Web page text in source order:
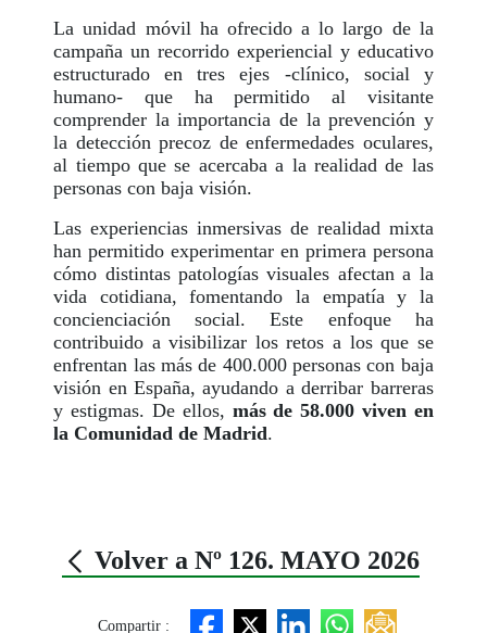
La unidad móvil ha ofrecido a lo largo de la
campaña un recorrido experiencial y educativo
estructurado en tres ejes -clínico, social y
humano- que ha permitido al visitante
comprender la importancia de la prevención y
la detección precoz de enfermedades oculares,
al tiempo que se acercaba a la realidad de las
personas con baja visión.
Las experiencias inmersivas de realidad mixta
han permitido experimentar en primera persona
cómo distintas patologías visuales afectan a la
vida cotidiana, fomentando la empatía y la
concienciación social. Este enfoque ha
contribuido a visibilizar los retos a los que se
enfrentan las más de 400.000 personas con baja
visión en España, ayudando a derribar barreras
y estigmas. De ellos, más de 58.000 viven en
la Comunidad de Madrid.
Volver a Nº 126. MAYO 2026
Compartir :